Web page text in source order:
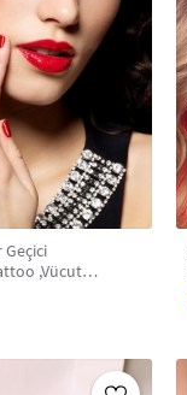
,Vücut